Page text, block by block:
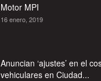
Motor MPI
16 enero, 2019
Anuncian ‘ajustes’ en el
vehiculares en Ciudad...